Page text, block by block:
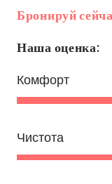
Бронируй
Наша оценка:
Комфорт
Чистота